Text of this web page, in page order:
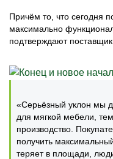
Причём то, что сегодня
максимально
подтверждают
«Серьёзный уклон мы
для мягкой мебели,
производство.
получить
теряет в площади,